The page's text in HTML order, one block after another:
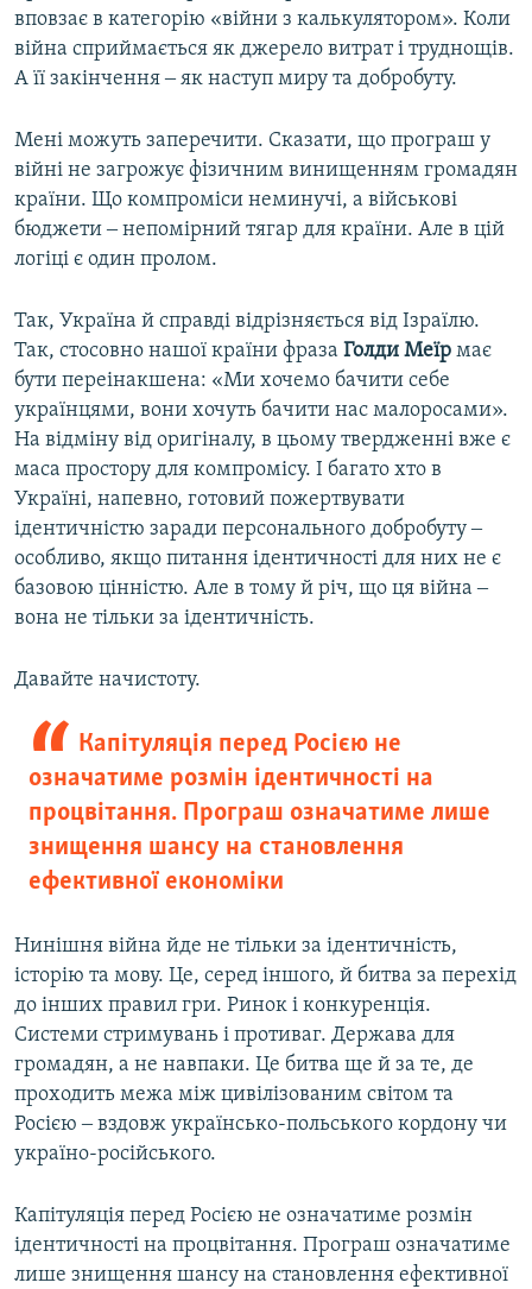
вповзає в категорію «війни з калькулятором». Коли
війна сприймається як джерело витрат і труднощів.
А її закінчення ‒ як наступ миру та добробуту.
Мені можуть заперечити. Сказати, що програш у
війні не загрожує фізичним винищенням громадян
країни. Що компроміси неминучі, а військові
бюджети ‒ непомірний тягар для країни. Але в цій
логіці є один пролом.
Так, Україна й справді відрізняється від Ізраїлю.
Так, стосовно нашої країни фраза Голди Меїр має
бути переінакшена: «Ми хочемо бачити себе
українцями, вони хочуть бачити нас малоросами».
На відміну від оригіналу, в цьому твердженні вже є
маса простору для компромісу. І багато хто в
Україні, напевно, готовий пожертвувати
ідентичністю заради персонального добробуту ‒
особливо, якщо питання ідентичності для них не є
базовою цінністю. Але в тому й річ, що ця війна ‒
вона не тільки за ідентичність.
Давайте начистоту.
Капітуляція перед Росією не
означатиме розмін ідентичності на
процвітання. Програш означатиме лише
знищення шансу на становлення
ефективної економіки
Нинішня війна йде не тільки за ідентичність,
історію та мову. Це, серед іншого, й битва за перехід
до інших правил гри. Ринок і конкуренція.
Системи стримувань і противаг. Держава для
громадян, а не навпаки. Це битва ще й за те, де
проходить межа між цивілізованим світом та
Росією ‒ вздовж українсько-польського кордону чи
україно-російського.
Капітуляція перед Росією не означатиме розмін
ідентичності на процвітання. Програш означатиме
лише знищення шансу на становлення ефективної